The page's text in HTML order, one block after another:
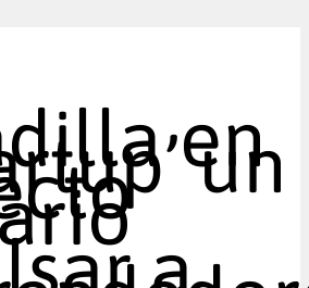
en
un
a